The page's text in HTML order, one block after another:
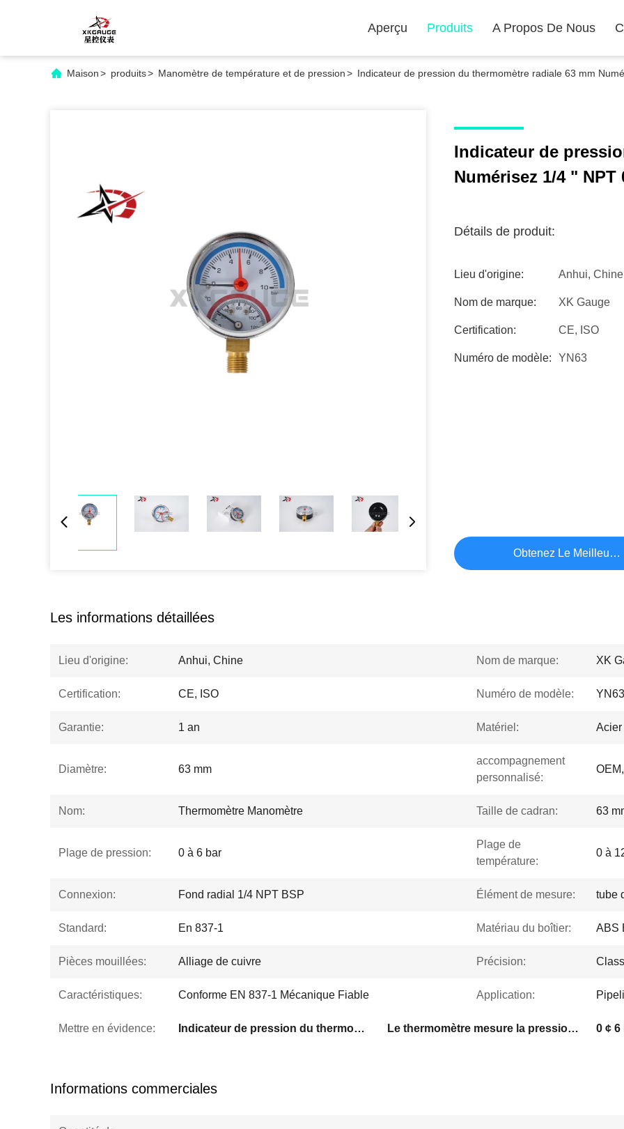
Aperçu Produits A Propos De Nous
Maison> produits> Manomètre de température et de pression> Indicateur de pression du thermomètre radiale 63 mm
Indicateur de
Numérisez 1/4 "
Détails de produit:
Lieu d'origine: Anhui, Chine
Nom de marque: XK Gauge
Certification: CE, ISO
Numéro de modèle: YN63
Obtenez Le Meilleur
Les informations détaillées
Lieu d'origine: Anhui, Chine Nom de marque: XK
Certification: CE, ISO Numéro de modèle: YN63
Garantie: 1 an Matériel:
Diamètre: 63 mm
accompagnement
personnalisé:
Nom: Thermomètre Manomètre Taille de cadran: 63
Plage de pression: 0 à 6 bar
Plage de
température:
0 à
Connexion: Fond radial 1/4 NPT BSP Élément de mesure: tube
Standard: En 837-1 Matériau du boîtier: ABS
Pièces mouillées: Alliage de cuivre Précision:
Caractéristiques: Conforme EN 837-1 Mécanique Fiable Application:
Mettre en évidence: Indicateur de pression du thermomètre radiale Le thermomètre mesure la pression 63 mm 0 ¢
Informations commerciales